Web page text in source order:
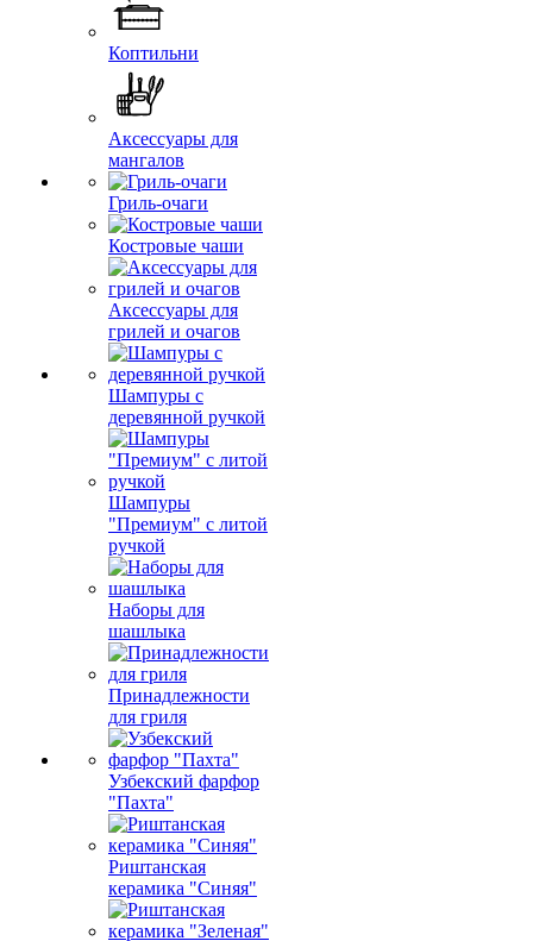
Коптильни
Аксессуары для
мангалов
Гриль-очаги
Костровые чаши
Аксессуары для
грилей и очагов
Шампуры с
деревянной ручкой
Шампуры
"Премиум" с литой
ручкой
Наборы для
шашлыка
Принадлежности
для гриля
Узбекский фарфор
"Пахта"
Риштанская
керамика "Синяя"